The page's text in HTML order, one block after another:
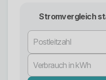
Stromvergleich